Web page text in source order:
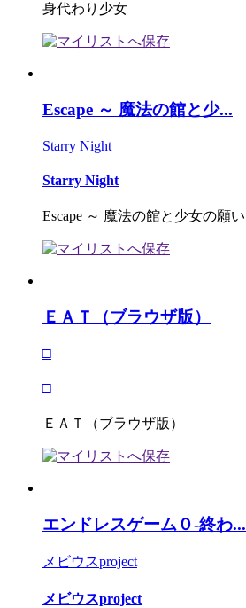
身代わり少女
Escape ～ 魔法の館と少...
Starry Night
Starry Night
Escape ～ 魔法の館と少女の願い
ＥＡＴ（ブラウザ版）
□
□
ＥＡＴ（ブラウザ版）
エンドレスゲーム０-終わ...
メビウスproject
メビウスproject